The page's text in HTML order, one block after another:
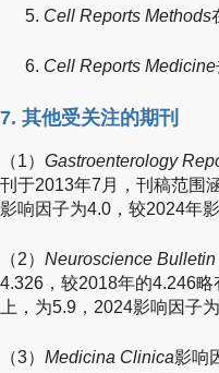
Cell Reports Methods
Cell Reports Medicine
7. 其他受关注的期刊
（1） Gastroenterology
刊于2013年7月，刊稿范围
影响因子为4.0，较2024年
（2） Neuroscience Bulletin
4.326，较2018年的4.246
上，为5.9，2024影响因子
（3） Medicina Clinica影响